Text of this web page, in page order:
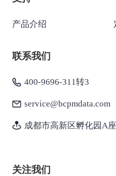
产品介绍
联系我们
400-9696-311转3
service@bcpmdata.com
成都市高新区孵化园A
关注我们